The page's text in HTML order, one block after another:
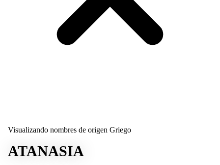
Visualizando nombres de origen Griego
ATANASIA